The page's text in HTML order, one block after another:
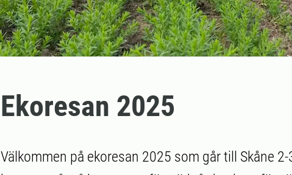
Ekoresan 2025
Välkommen på ekoresan 2025 som går till Skåne